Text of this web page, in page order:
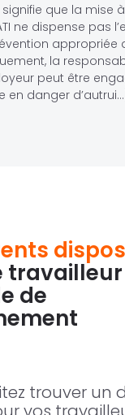
signifie que la mise
ne dispense pas
appropriée
la
peut être
en danger
de
trouver un